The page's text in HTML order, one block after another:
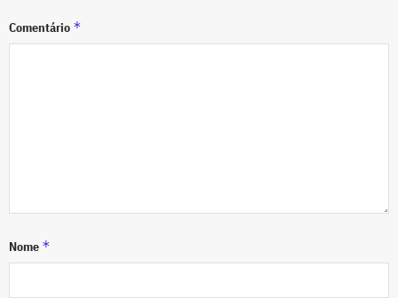
Comentário *
Nome *